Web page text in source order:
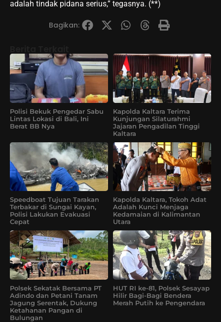
adalah tindak pidana serius,” tegasnya. (**)
Bagikan:
Polisi Bekuk Pengedar Sabu
Lintas Lokasi di Bali, Ini
Berat BB Nya
Kapolda Kaltara Terima
Kunjungan Silaturahmi
Jajaran Pengadilan Tinggi
Kaltara
Speedboat Tujuan Tarakan
Terbakar di Sungai Kayan,
Polisi Lakukan Evakuasi
Cepat
Kapolda Kaltara, Tokoh Adat
Adalah Kunci Menjaga
Kedamaian di Kalimantan
Utara
Polsek Sekatak Bersama PT
Adindo dan Petani Tanam
Jagung Serentak, Dukung
Ketahanan Pangan di
Bulungan
HUT RI ke-81, Polsek Sesayap
Hilir Bagi-Bagi Bendera
Merah Putih ke Pengendara